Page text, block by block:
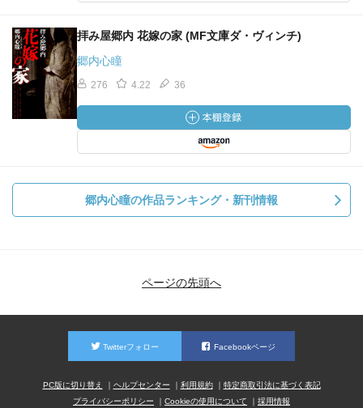
拝み屋郷内 花嫁の家 (MF文庫ダ・ヴィンチ)
郷内心瞳
276 4.22 36
郷内心瞳の作品ランキング・新刊情報
ページの先頭へ
Twitterフォロー Facebookページ
PC版に切り替え ヘルプセンター 利用規約
特定商取引法に基づく表記
プライバシーポリシー
Cookieの使用について 採用情報